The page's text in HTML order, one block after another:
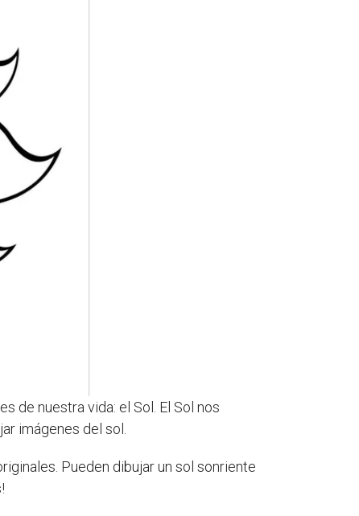
de nuestra vida: el Sol. El Sol nos
imágenes del sol.
Pueden dibujar un sol sonriente